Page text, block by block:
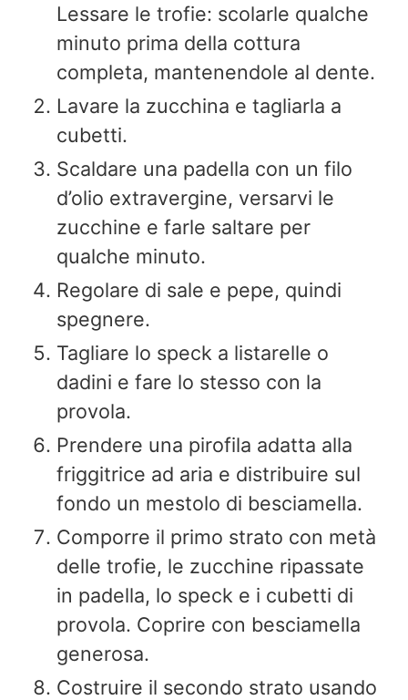
Lessare le trofie: scolarle qualche
minuto prima della cottura
completa, mantenendole al dente.
Lavare la zucchina e tagliarla a
cubetti.
Scaldare una padella con un filo
d’olio extravergine, versarvi le
zucchine e farle saltare per
qualche minuto.
Regolare di sale e pepe, quindi
spegnere.
Tagliare lo speck a listarelle o
dadini e fare lo stesso con la
provola.
Prendere una pirofila adatta alla
friggitrice ad aria e distribuire sul
fondo un mestolo di besciamella.
Comporre il primo strato con metà
delle trofie, le zucchine ripassate
in padella, lo speck e i cubetti di
provola. Coprire con besciamella
generosa.
Costruire il secondo strato usando